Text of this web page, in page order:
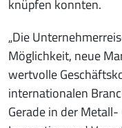
knüpfen konnten.
„Die
Möglichkeit, neue
wertvolle
internationalen
Gerade in der